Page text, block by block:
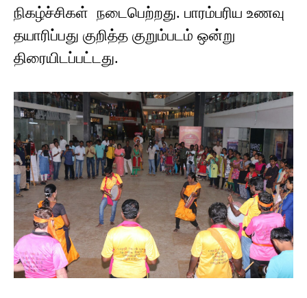
நிகழ்ச்சிகள் நடைபெற்றது. பாரம்பரிய உணவு
தயாரிப்பது குறித்த குறும்படம் ஒன்று
திரையிடப்பட்டது.